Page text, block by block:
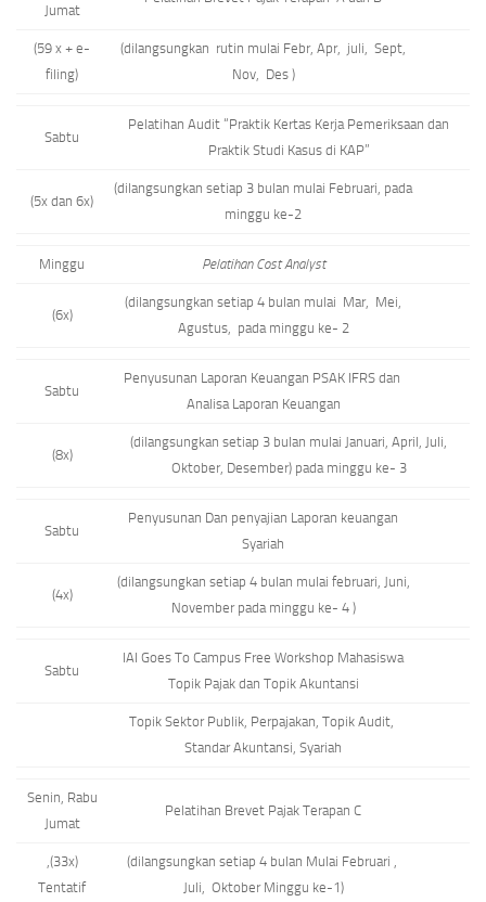
Jumat
(59 x + e-
filing)
(dilangsungkan rutin mulai Febr, Apr, juli, Sept,
Nov, Des )
Sabtu
Pelatihan Audit “Praktik Kertas Kerja Pemeriksaan dan
Praktik Studi Kasus di KAP”
(5x dan 6x)
(dilangsungkan setiap 3 bulan mulai Februari, pada
minggu ke-2
Minggu Pelatihan Cost Analyst
(6x)
(dilangsungkan setiap 4 bulan mulai Mar, Mei,
Agustus, pada minggu ke- 2
Sabtu
Penyusunan Laporan Keuangan PSAK IFRS dan
Analisa Laporan Keuangan
(8x)
(dilangsungkan setiap 3 bulan mulai Januari, April, Juli,
Oktober, Desember) pada minggu ke- 3
Sabtu
Penyusunan Dan penyajian Laporan keuangan
Syariah
(4x)
(dilangsungkan setiap 4 bulan mulai februari, Juni,
November pada minggu ke- 4 )
Sabtu
IAI Goes To Campus Free Workshop Mahasiswa
Topik Pajak dan Topik Akuntansi
Topik Sektor Publik, Perpajakan, Topik Audit,
Standar Akuntansi, Syariah
Senin, Rabu
Jumat
Pelatihan Brevet Pajak Terapan C
,(33x)
Tentatif
(dilangsungkan setiap 4 bulan Mulai Februari ,
Juli, Oktober Minggu ke-1)